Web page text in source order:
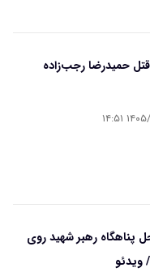
حمیدرضا رجب‌زاده
۱۴:۵۱
پناهگاه‌ رهبر شهید روی
ویدئو